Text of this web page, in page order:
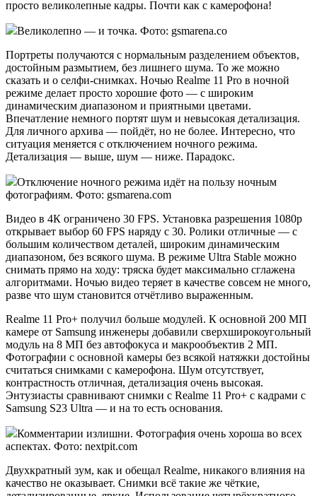
просто великолепные кадры. Почти как с камерофона!
Великолепно — и точка. Фото: gsmarena.co
Портреты получаются с нормальным разделением объектов,
достойным размытием, без лишнего шума. То же можно
сказать и о селфи-снимках. Ночью Realme 11 Pro в ночной
режиме делает просто хорошие фото — с широким
динамическим диапазоном и приятными цветами.
Впечатление немного портят шум и невысокая детализация.
Для личного архива — пойдёт, но не более. Интересно, что
ситуация меняется с отключением ночного режима.
Детализация — выше, шум — ниже. Парадокс.
Отключение ночного режима идёт на пользу ночным
фотографиям. Фото: gsmarena.com
Видео в 4К ограничено 30 FPS. Установка разрешения 1080p
открывает выбор 60 FPS наряду с 30. Ролики отличные — с
большим количеством деталей, широким динамическим
диапазоном, без всякого шума. В режиме Ultra Stable можно
снимать прямо на ходу: тряска будет максимально сглажена
алгоритмами. Ночью видео теряет в качестве совсем не много,
разве что шум становится отчётливо выраженным.
Realme 11 Pro+ получил больше модулей. К основной 200 МП
камере от Samsung инженеры добавили сверхширокоугольный
модуль на 8 МП без автофокуса и макрообъектив 2 МП.
Фотографии с основной камеры без всякой натяжки достойны
считаться снимками с камерофона. Шум отсутствует,
контрастность отличная, детализация очень высокая.
Энтузиасты сравнивают снимки с Realme 11 Pro+ с кадрами с
Samsung S23 Ultra — и на то есть основания.
Комментарии излишни. Фотография очень хороша во всех
аспектах. Фото: nextpit.com
Двухкратный зум, как и обещал Realme, никакого влияния на
качество не оказывает. Снимки всё такие же чёткие,